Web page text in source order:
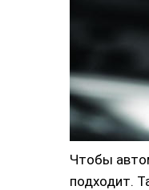
Чтобы
подходит.